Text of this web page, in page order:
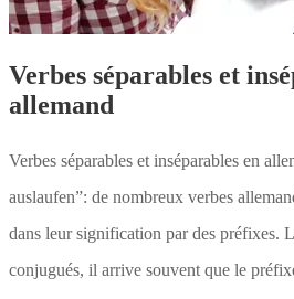
Verbes séparables et
allemand
Verbes séparables et inséparables en
auslaufen”: de nombreux verbes
dans leur signification par des préfixes.
conjugués, il arrive souvent que le